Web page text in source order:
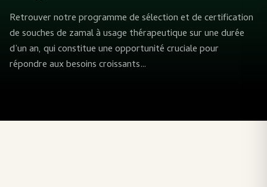
Retrouver notre programme de sélection et de certification
de souches de zamal à usage thérapeutique sur une durée
d’un an, qui constitue une opportunité cruciale pour
répondre aux besoins croissants…